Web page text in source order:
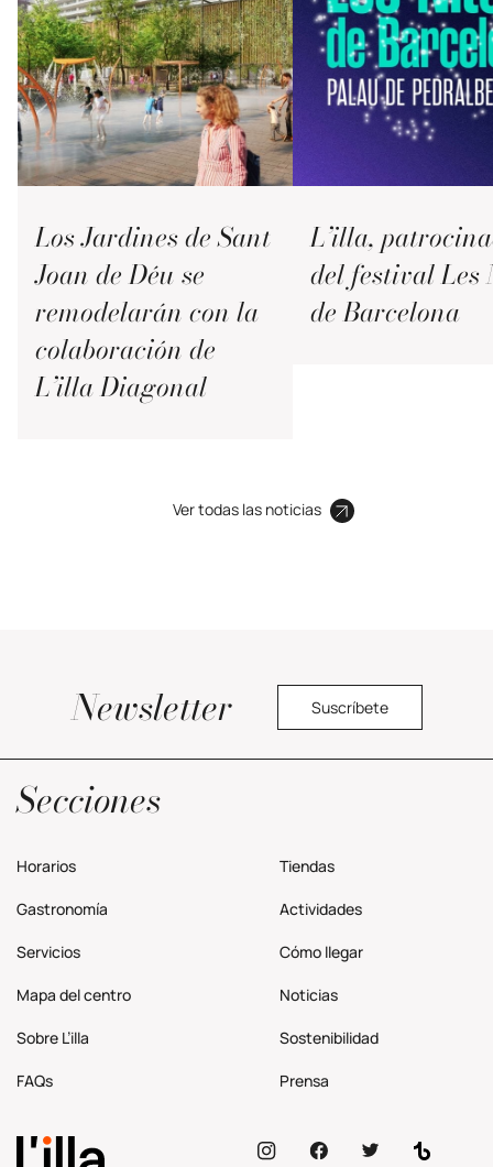
Los Jardines de Sant
Joan de Déu se
remodelarán con la
colaboración de
L’illa Diagonal
L’illa,
del festival Les
de Barcelona
Ver todas las noticias
Newsletter Suscríbete
Secciones
Horarios Tiendas
Gastronomía Actividades
Servicios Cómo llegar
Mapa del centro Noticias
Sobre L’illa Sostenibilidad
FAQs Prensa